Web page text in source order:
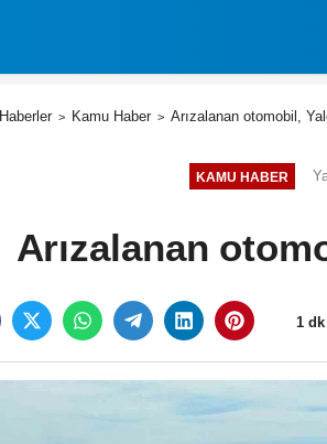
Haberler Kamu Haber Arızalanan otomobil,
KAMU HABER
Arızalanan
1 dk